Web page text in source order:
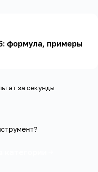
формула, примеры
за секунды